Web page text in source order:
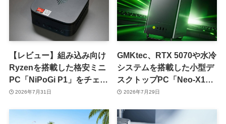
【レビュー】組み込み向け
Ryzenを搭載した格安ミニ
PC「NiPoGi P1」をチェッ
ク ｰ 1年前の同価格帯モデ
2026年7月31日
GMKtec、RTX 5070や水冷
システムを搭載した小型デ
スクトップPC「Neo-X1」
シリーズを発表
2026年7月29日